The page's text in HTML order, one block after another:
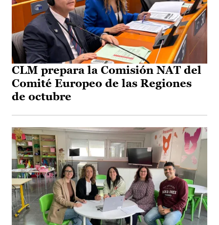
CLM prepara la Comisión NAT del
Comité Europeo de las Regiones
de octubre